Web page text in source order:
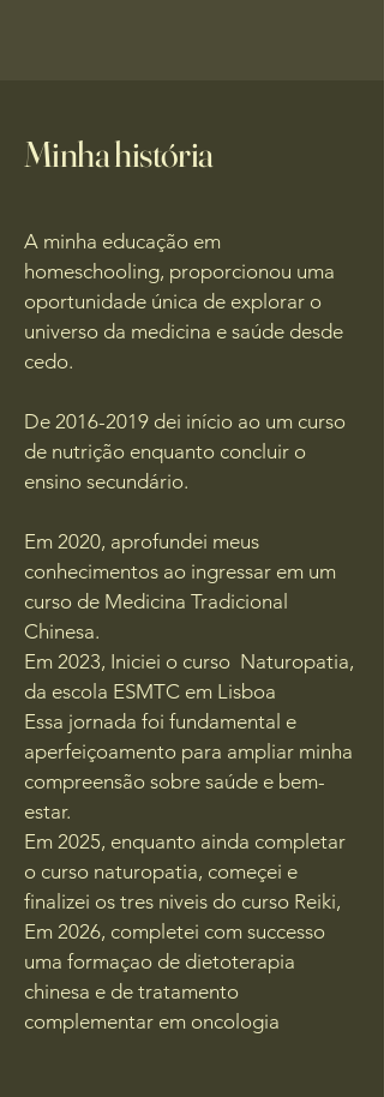
Minha história
A minha educação em
homeschooling, proporcionou uma
oportunidade única de explorar o
universo da medicina e saúde desde
cedo.
De 2016-2019 dei início ao um curso
de nutrição enquanto concluir o
ensino secundário.
Em 2020, aprofundei meus
conhecimentos ao ingressar em um
curso de Medicina Tradicional
Chinesa.
Em 2023, Iniciei o curso Naturopatia,
da escola ESMTC em Lisboa
Essa jornada foi fundamental e
aperfeiçoamento para ampliar minha
compreensão sobre saúde e bem-
estar.
Em 2025, enquanto ainda completar
o curso naturopatia, começei e
finalizei os tres niveis do curso Reiki,
Em 2026, completei com successo
uma formaçao de dietoterapia
chinesa e de tratamento
complementar em oncologia